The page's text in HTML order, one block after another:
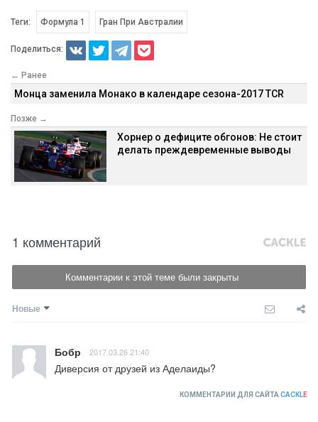
Теги: Формула 1 Гран При Австралии
Поделиться:
← Ранее
Монца заменила Монако в календаре сезона-2017 TCR
Позже →
Хорнер о дефиците обгонов: Не стоит
делать преждевременные выводы
1 комментарий
Комментарии к этой теме были закрыты
Новые
Бобр 2017.03.26 21:40
Диверсия от друзей из Аделаиды?
КОММЕНТАРИИ ДЛЯ САЙТА CACKLE